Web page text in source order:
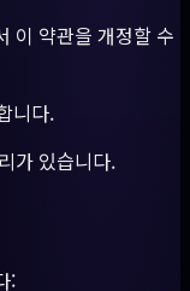
이 약관을 개정할 수
니다.
가 있습니다.
: